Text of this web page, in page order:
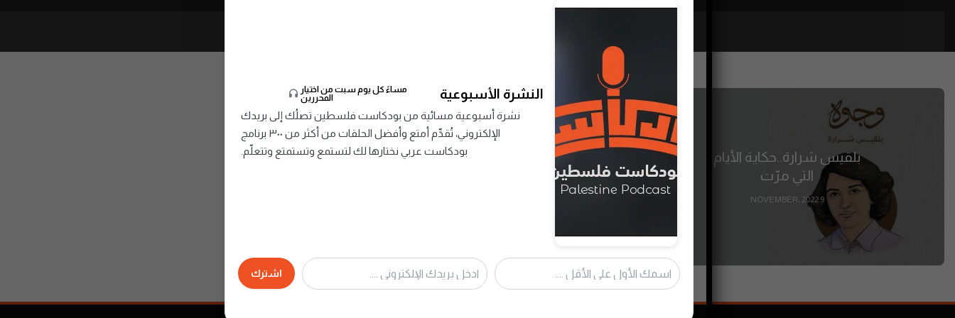
بلقيس شرارة..حكاية الأيام
التي مرّت
9 NOVEMBER، 2022
النشرة الأسبوعية
مساءً كل يوم سبت من اختيار
المحررين
نشرة أسبوعية مسائية من بودكاست فلسطين تصلُك إلى بريدك
الإلكتروني، تُقدِّم أمتع وأفضل الحلقات من أكثر من ٣٠٠ برنامج
بودكاست عربي نختارها لك لتستمع وتستمتع وتتعلّم.
اشترك